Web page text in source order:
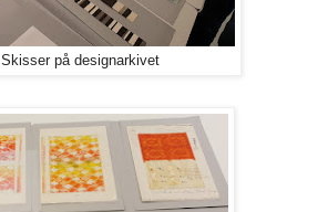
Skisser på designarkivet